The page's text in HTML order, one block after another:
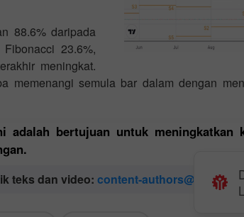
88.6% daripada
23.6%,
meningkat.
memenangi semula bar dalam dengan
bertujuan untuk meningkatkan
teks dan video: content-